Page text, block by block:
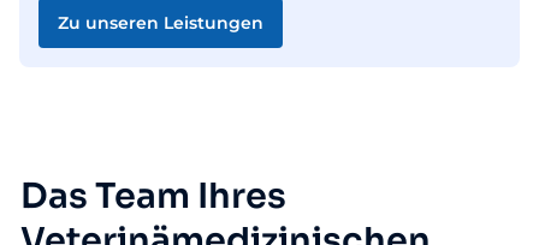
Zu unseren Leistungen
Das Team Ihres